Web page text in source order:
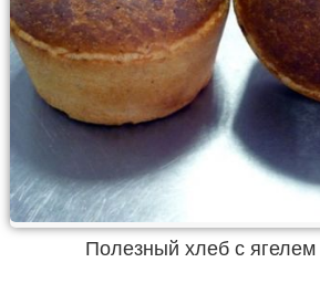
Полезный хлеб с ягелем